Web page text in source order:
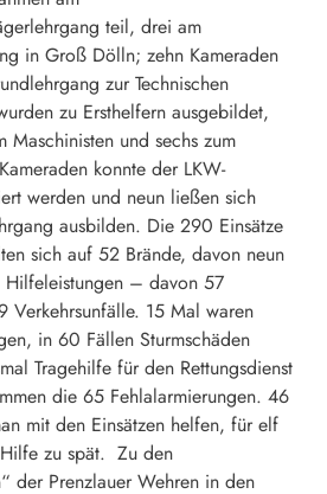
teil, drei am
in Groß Dölln; zehn Kameraden
zur Technischen
zu Ersthelfern ausgebildet,
Maschinisten und sechs zum
konnte der LKW-
werden und neun ließen sich
ausbilden. Die 290 Einsätze
sich auf 52 Brände, davon neun
Hilfeleistungen – davon 57
Verkehrsunfälle. 15 Mal waren
in 60 Fällen Sturmschäden
Tragehilfe für den Rettungsdienst
die 65 Fehlalarmierungen. 46
mit den Einsätzen helfen, für elf
zu spät. Zu den
der Prenzlauer Wehren in den